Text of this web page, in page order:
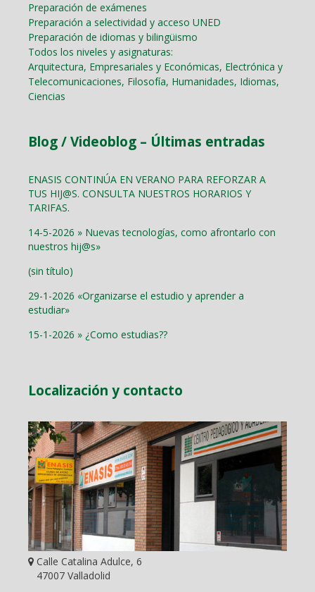
Preparación de exámenes
Preparación a selectividad y acceso UNED
Preparación de idiomas y bilingüismo
Todos los niveles y asignaturas:
Arquitectura, Empresariales y Económicas, Electrónica y
Telecomunicaciones, Filosofía, Humanidades, Idiomas,
Ciencias
Blog / Videoblog – Últimas entradas
ENASIS CONTINÚA EN VERANO PARA REFORZAR A
TUS HIJ@S. CONSULTA NUESTROS HORARIOS Y
TARIFAS.
14-5-2026 » Nuevas tecnologías, como afrontarlo con
nuestros hij@s»
(sin título)
29-1-2026 «Organizarse el estudio y aprender a
estudiar»
15-1-2026 » ¿Como estudias??
Localización y contacto
Calle Catalina Adulce, 6
47007 Valladolid